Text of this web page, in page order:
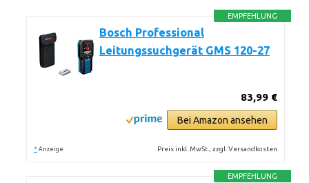
EMPFEHLUNG
Bosch Professional
Leitungssuchgerät GMS 120-27
83,99 €
Bei Amazon ansehen
* Anzeige Preis inkl. MwSt., zzgl. Versandkosten
EMPFEHLUNG